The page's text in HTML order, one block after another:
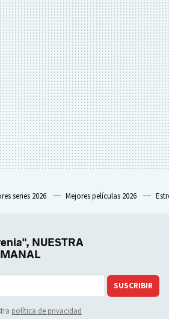
series 2026 Mejores películas 2026
NUESTRA
SUSCRIBIR
política de privacidad